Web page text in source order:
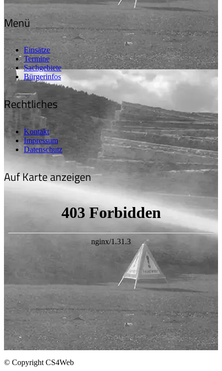
Menü
Einsätze
Termine
Sachgebiete
Bürgerinfos
Rechtliches
Kontakt
Impressum
Datenschutz
Auf Karte anzeigen
© Copyright CS4Web